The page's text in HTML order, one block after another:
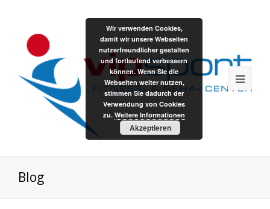
Blog
Wir verwenden Cookies,
damit wir unsere Webseiten
nutzerfreundlicher gestalten
und fortlaufend verbessern
können. Wenn Sie die
Webseiten weiter nutzen,
stimmen Sie dadurch der
Verwendung von Cookies
zu. Weitere Informationen
Akzeptieren